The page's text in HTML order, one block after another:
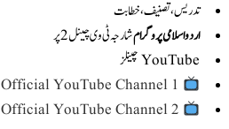
تدریس، تصنیف، خطابت
اردو اسلامی پروگرامشارجہ ٹی وی چینل 2 پر
YouTube چینلز
Official YouTube Channel 1
Official YouTube Channel 2